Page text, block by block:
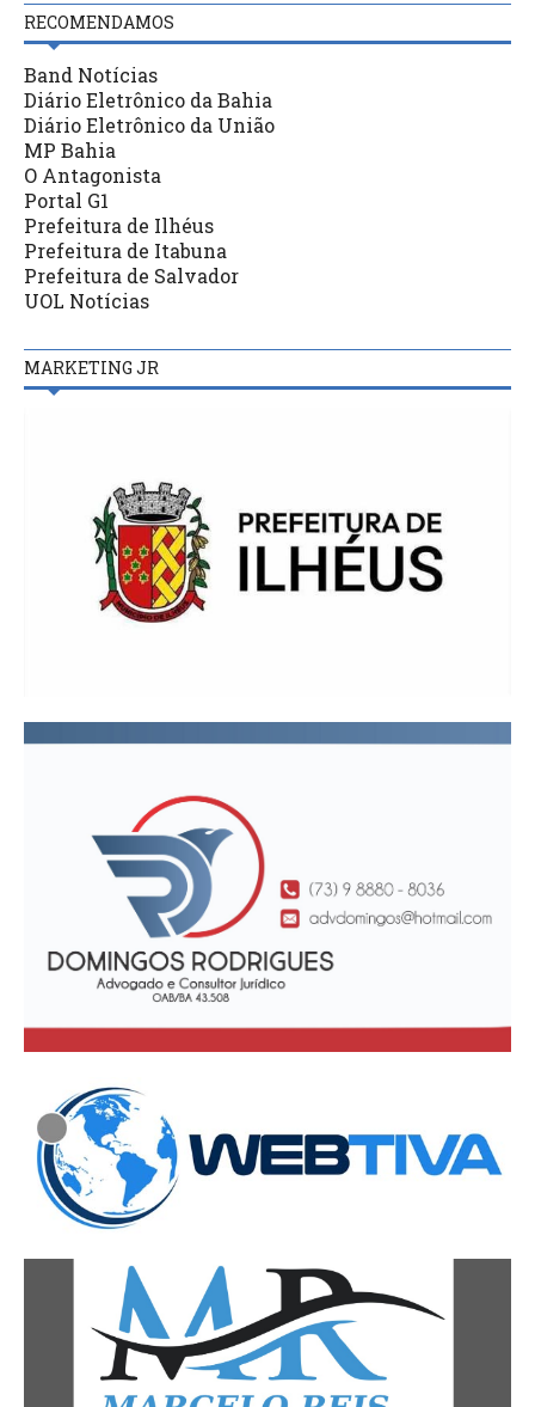
RECOMENDAMOS
Band Notícias
Diário Eletrônico da Bahia
Diário Eletrônico da União
MP Bahia
O Antagonista
Portal G1
Prefeitura de Ilhéus
Prefeitura de Itabuna
Prefeitura de Salvador
UOL Notícias
MARKETING JR